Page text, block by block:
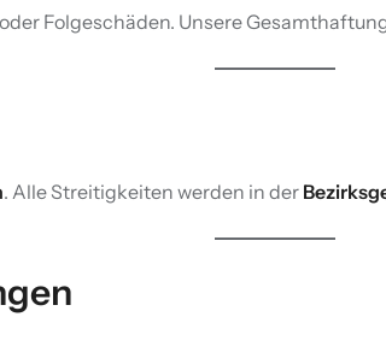
Folgeschäden. Unsere
. Alle Streitigkeiten werden in der